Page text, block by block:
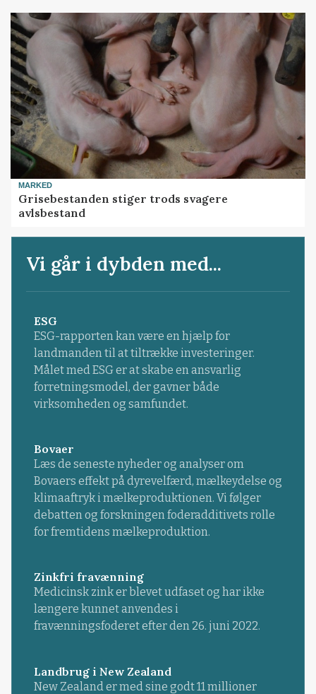
MARKED
Grisebestanden stiger trods svagere
avlsbestand
Vi går i dybden med...
ESG
ESG-rapporten kan være en hjælp for
landmanden til at tiltrække investeringer.
Målet med ESG er at skabe en ansvarlig
forretningsmodel, der gavner både
virksomheden og samfundet.
Bovaer
Læs de seneste nyheder og analyser om
Bovaers effekt på dyrevelfærd, mælkeydelse og
klimaaftryk i mælkeproduktionen. Vi følger
debatten og forskningen foderadditivets rolle
for fremtidens mælkeproduktion.
Zinkfri fravænning
Medicinsk zink er blevet udfaset og har ikke
længere kunnet anvendes i
fravænningsfoderet efter den 26. juni 2022.
Landbrug i New Zealand
New Zealand er med sine godt 11 millioner